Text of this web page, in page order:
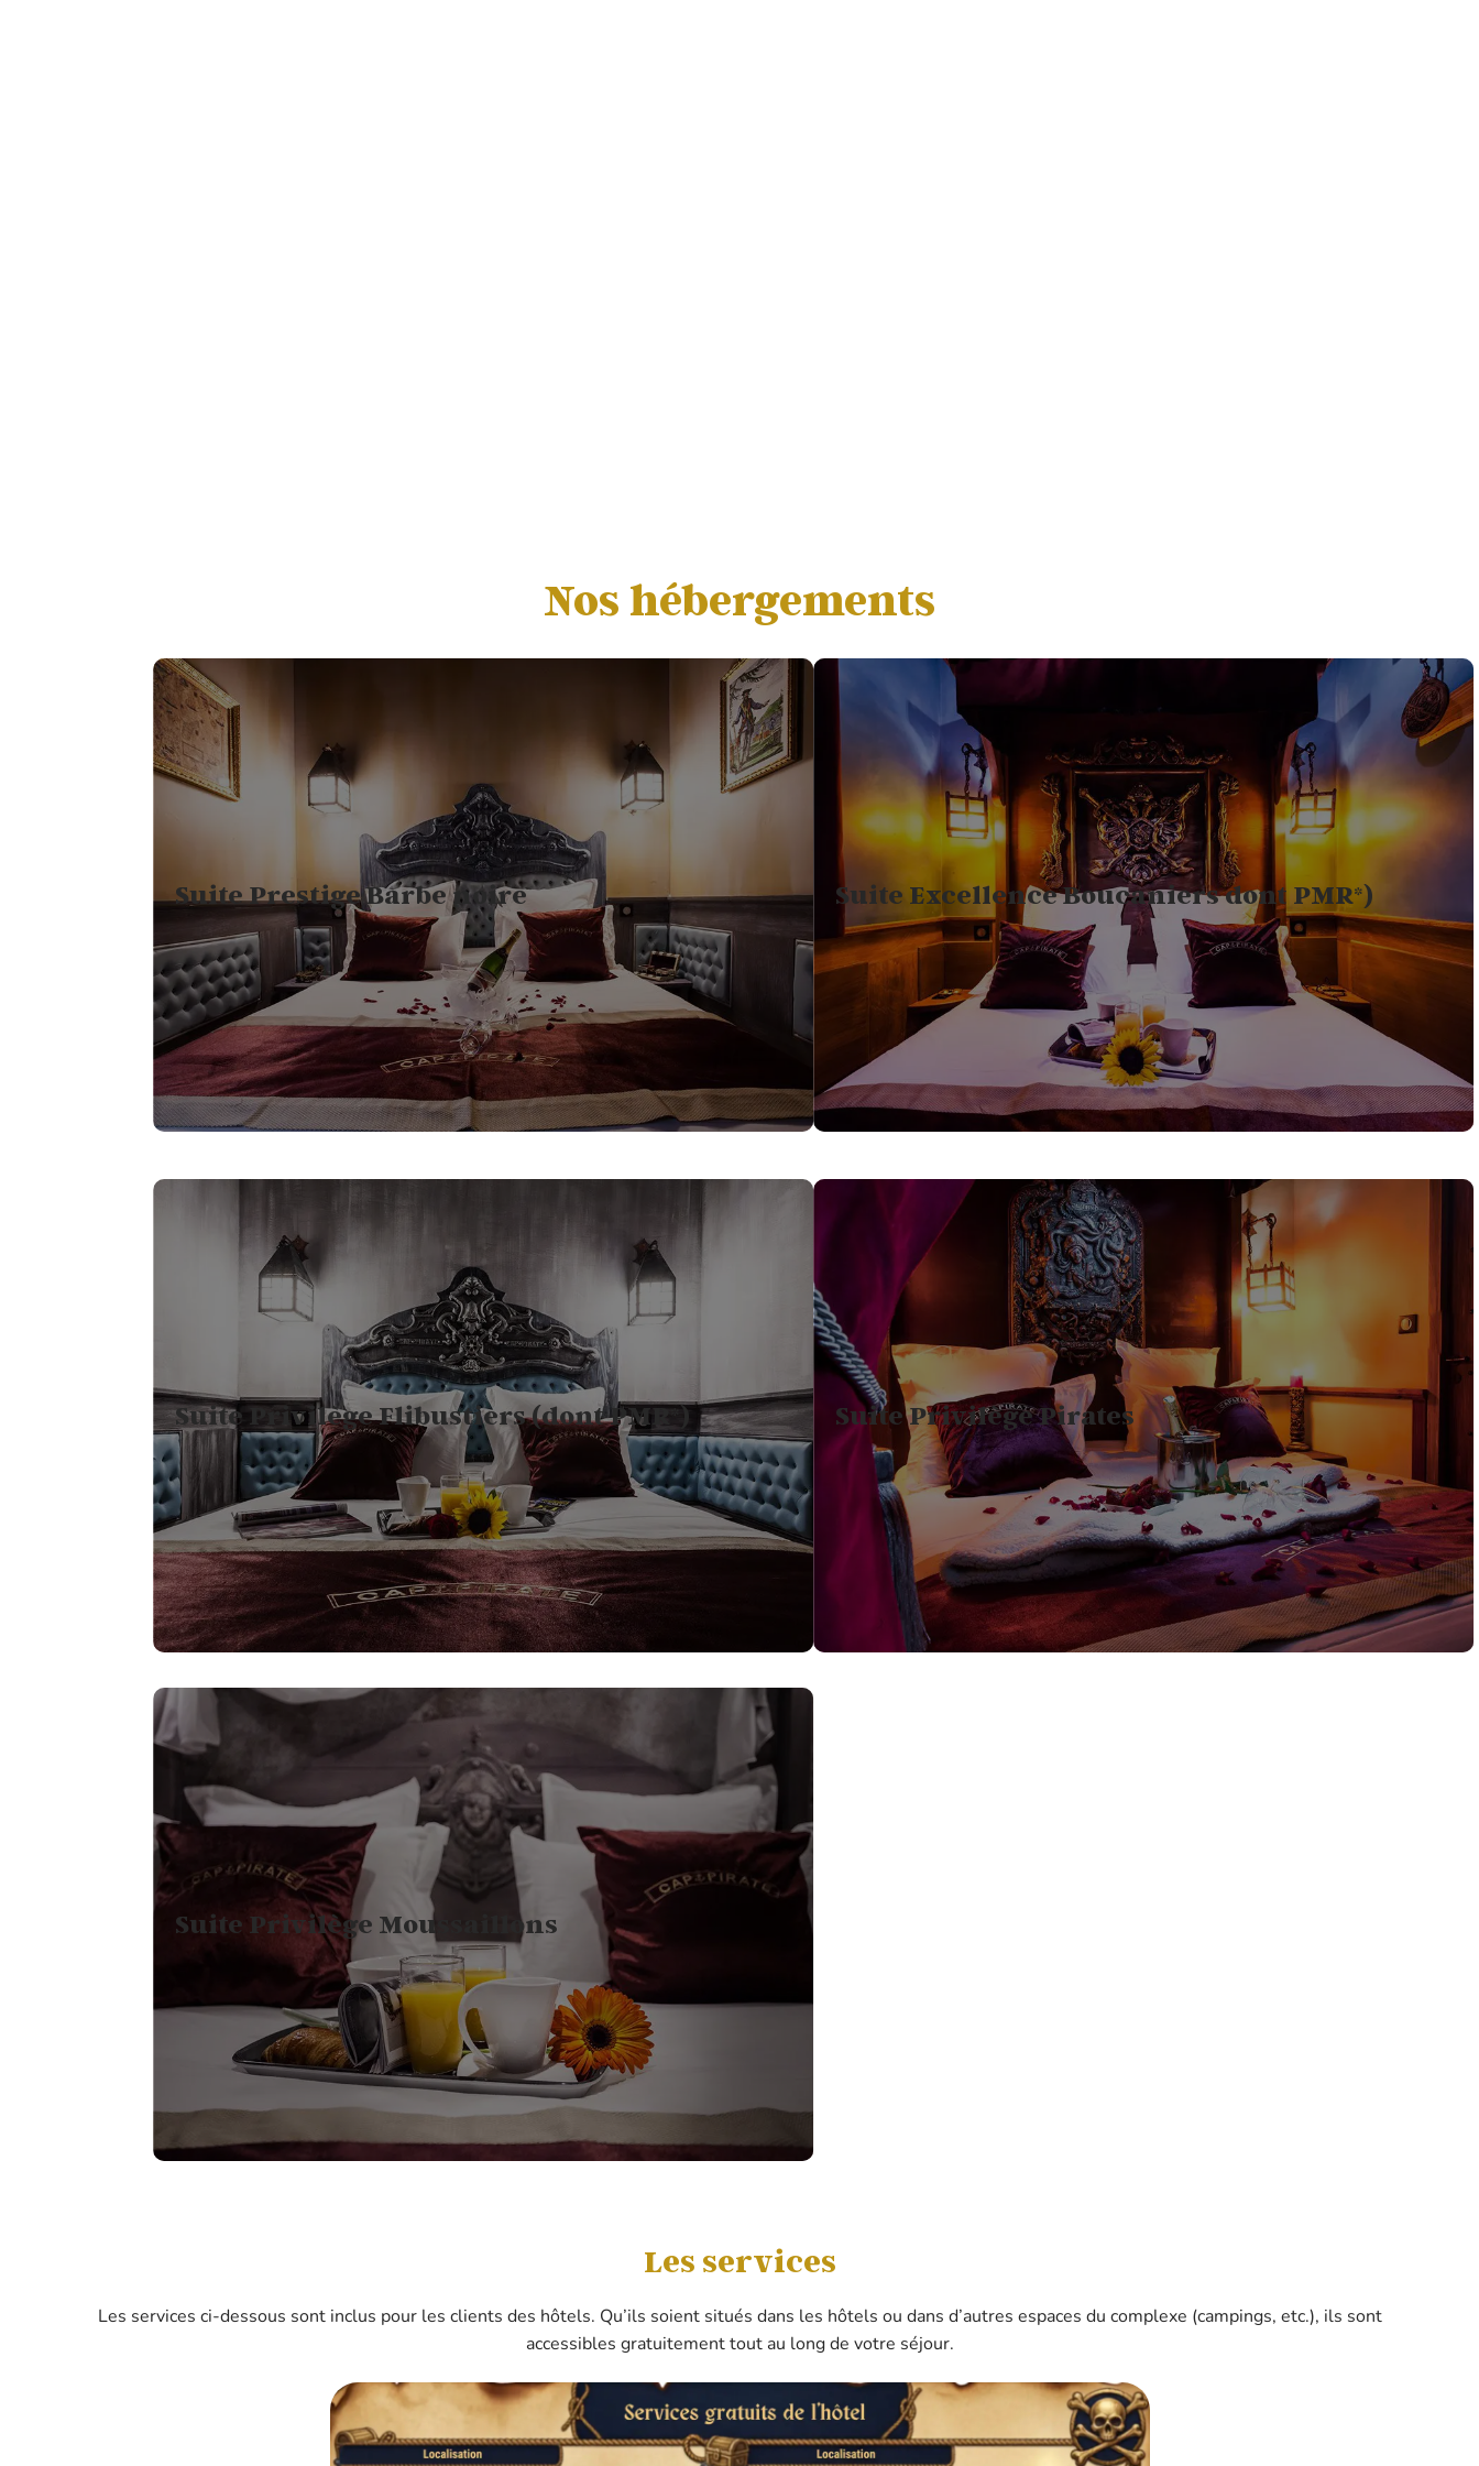
Nos hébergements
Suite Prestige Barbe noire
6PERSONNES 1LIT DOUBLE
2LITS SIMPLES ET 1
CANAPÉ LIT 1CUISINE ÉQUIPÉ
1JARDIN PRIVATIF 1JACUZZI 4 PLACES
Suite Excellence Boucaniers dont PMR*)
PERSONNES LIT DOUBLE
LITS SIMPLES ET 1
CANAPÉ LIT
1 JARDIN PRIVATIF 1 JACUZZI 4 PLACES
Suite Privilège Flibustiers (dont PMR*)
6 PERSONNES 1LIT DOUBLE
LITS SIMPLES ET 1
CANAPÉ LIT 1CUISINE ÉQUIPÉ
1 JARDIN OU TERRASSE
Suite Privilège Pirates
4PERSONNES 1LIT DOUBLE
1CANAPÉ LIT 1CUISINE ÉQUIPÉ
1 TERRASSE PRIVATIVE
Suite Privilège Moussaillons
4PERSONNES 1LIT DOUBLE
1CANAPÉ LIT 1CUISINE ÉQUIPÉ
1
Les services
Les services ci-dessous sont inclus pour les clients des hôtels. Qu’ils soient situés dans les hôtels ou dans d’autres espaces du complexe (campings, etc.), ils sont
accessibles gratuitement tout au long de votre séjour.